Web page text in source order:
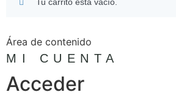
Área de contenido
MI CUENTA
Acceder